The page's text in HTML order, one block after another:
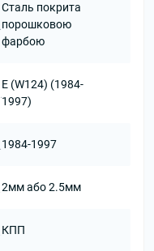
Сталь покрита
порошковою
фарбою
E (W124) (1984-
1997)
1984-1997
2мм або 2.5мм
КПП